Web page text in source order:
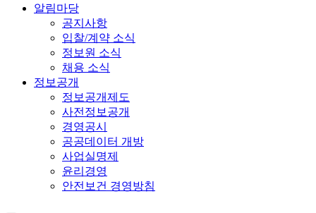
알림마당
공지사항
입찰/계약 소식
정보원 소식
채용 소식
정보공개
정보공개제도
사전정보공개
경영공시
공공데이터 개방
사업실명제
윤리경영
안전보건 경영방침